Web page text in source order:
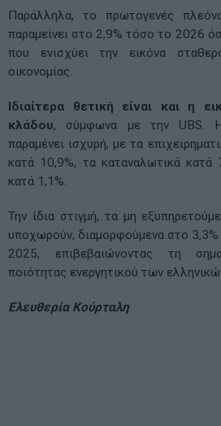
Παράλληλα, το πρωτογενές
παραμείνει στο 2,9% τόσο το 2026
που ενισχύει την εικόνα
οικονομίας.
Ιδιαίτερα θετική είναι και η
κλάδου, σύμφωνα με την UBS. Η
παραμένει ισχυρή, με τα
κατά 10,9%, τα καταναλωτικά κατά
κατά 1,1%.
Την ίδια στιγμή, τα μη
υποχωρούν, διαμορφούμενα στο
2025, επιβεβαιώνοντας τη
ποιότητας ενεργητικού των
Ελευθερία Κούρταλη